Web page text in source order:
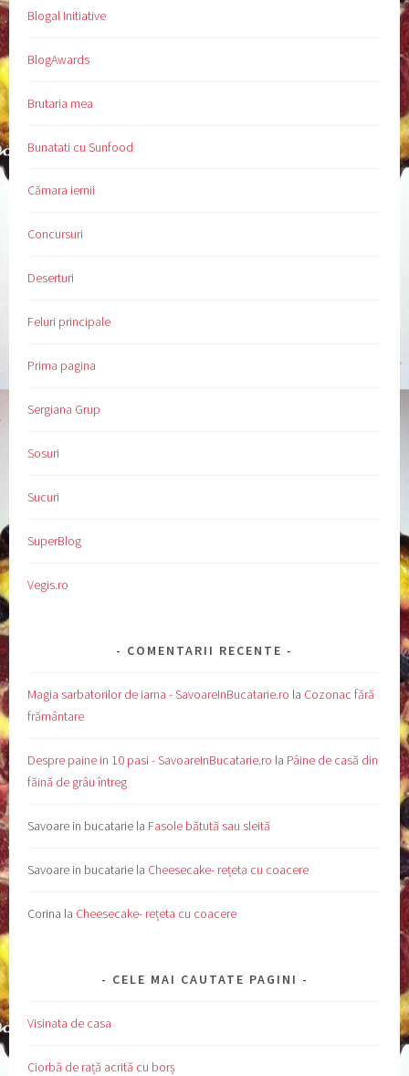
Blogal Initiative
BlogAwards
Brutaria mea
Bunatati cu Sunfood
Cămara iernii
Concursuri
Deserturi
Feluri principale
Prima pagina
Sergiana Grup
Sosuri
Sucuri
SuperBlog
Vegis.ro
COMENTARII RECENTE
Magia sarbatorilor de iarna - SavoareInBucatarie.ro la Cozonac fără
frământare
Despre paine in 10 pasi - SavoareInBucatarie.ro la Pâine de casă din
făină de grâu întreg
Savoare in bucatarie la Fasole bătută sau sleită
Savoare in bucatarie la Cheesecake- rețeta cu coacere
Corina la Cheesecake- rețeta cu coacere
CELE MAI CAUTATE PAGINI
Visinata de casa
Ciorbă de rață acrită cu borș